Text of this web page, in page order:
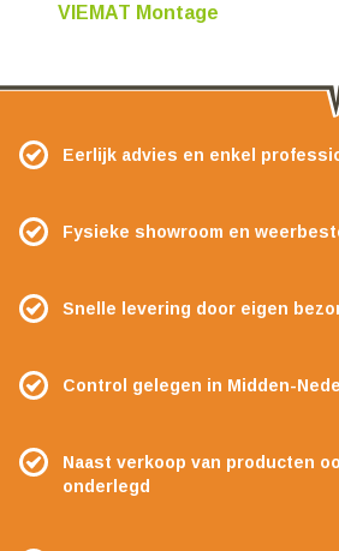
VIEMAT Montage
Eerlijk advies en enkel
Fysieke showroom en
Snelle levering door eigen
Control gelegen in Midden-
Naast verkoop van producten
onderlegd